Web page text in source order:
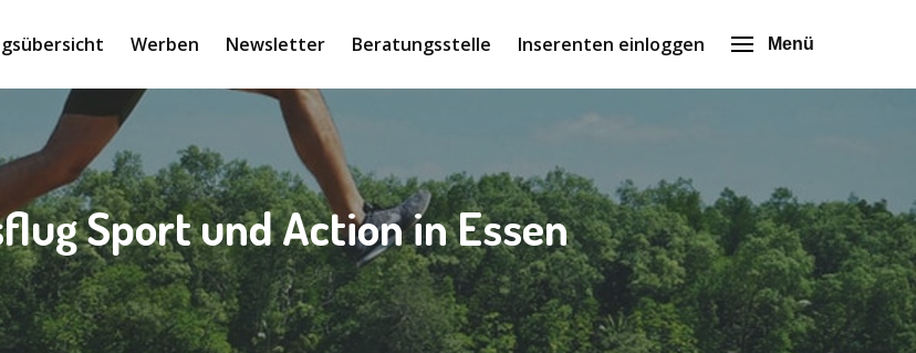
Werben Newsletter Beratungsstelle Inserenten einloggen Menü
Sport und Action in Essen